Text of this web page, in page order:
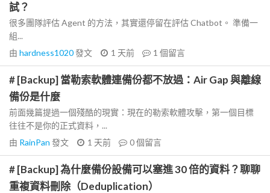
試？
很多團隊評估 Agent 的方法，其實還停留在評估 Chatbot。 準備一
組...
由 hardness1020發文 1 天前 1 個留言
# [Backup] 當勒索軟體連備份都不放過：Air Gap 與離線
備份是什麼
前面幾篇提過一個殘酷的現實：現在的勒索軟體攻擊，第一個目標
往往不是你的正式資料，...
由 RainPan 發文 1 天前 0個留言
# [Backup] 為什麼備份設備可以塞進 30 倍的資料？聊聊
重複資料刪除（Deduplication）